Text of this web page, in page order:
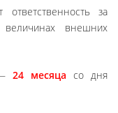
ответственность за
внешних
—24 месяца со дня